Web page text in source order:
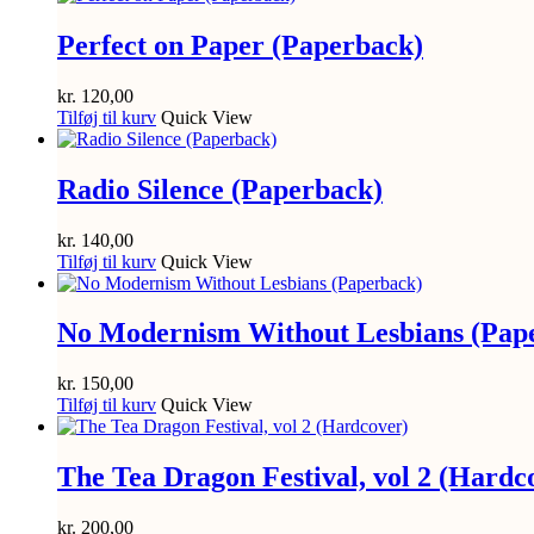
Perfect on Paper (Paperback)
kr. 120,00
Tilføj til kurv Quick View
Radio Silence (Paperback)
kr. 140,00
Tilføj til kurv Quick View
No Modernism Without Lesbians
kr. 150,00
Tilføj til kurv Quick View
The Tea Dragon Festival, vol 2
kr. 200,00